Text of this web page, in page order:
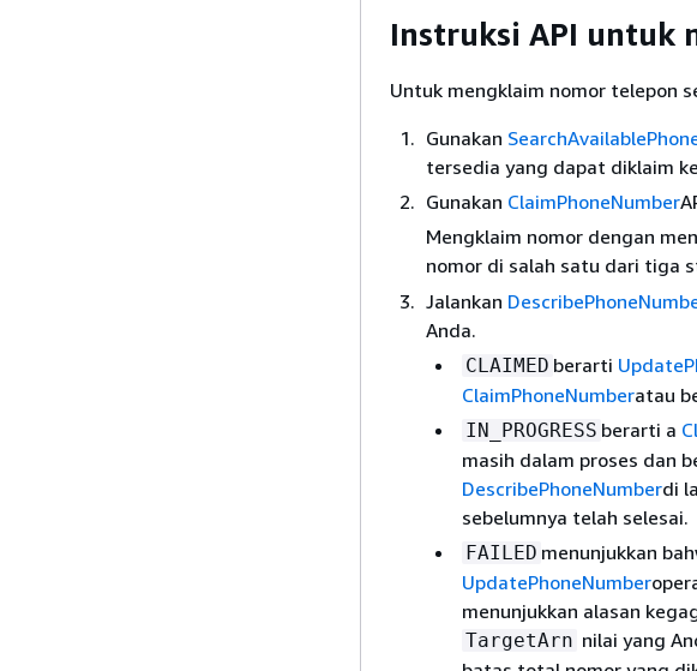
Instruksi API untuk
Untuk mengklaim nomor telepon
Gunakan
tersedia yang dapat diklaim
Gunakan ClaimPhoneNumber
Mengklaim nomor dengan
nomor di salah satu dari tiga
Jalankan
Anda.
CLAIMED berarti
ClaimPhoneNumberatau
IN_PROGRESS berarti a
masih dalam proses dan
DescribePhoneNumberdi
sebelumnya telah selesai.
FAILED menunjukkan
UpdatePhoneNumber
menunjukkan alasan
TargetArn nilai yang